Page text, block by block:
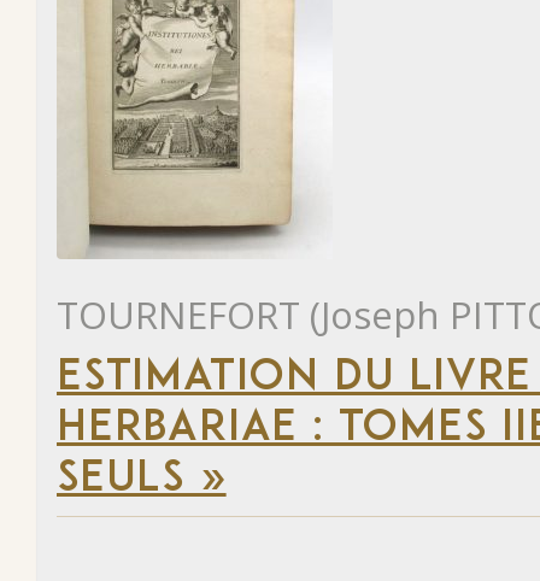
TOURNEFORT (Joseph
ESTIMATION DU
HERBARIAE : TOMES
SEULS »